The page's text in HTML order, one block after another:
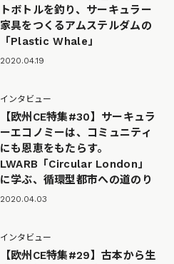
トボトルを釣り、サーキュラー
家具をつくるアムステルダムの
「Plastic Whale」
2020.04.19
インタビュー
【欧州CE特集#30】サーキュラ
ーエコノミーは、コミュニティ
にも恩恵をもたらす。
LWARB「Circular London」
に学ぶ、循環型都市への道のり
2020.04.03
インタビュー
【欧州CE特集#29】古本から生